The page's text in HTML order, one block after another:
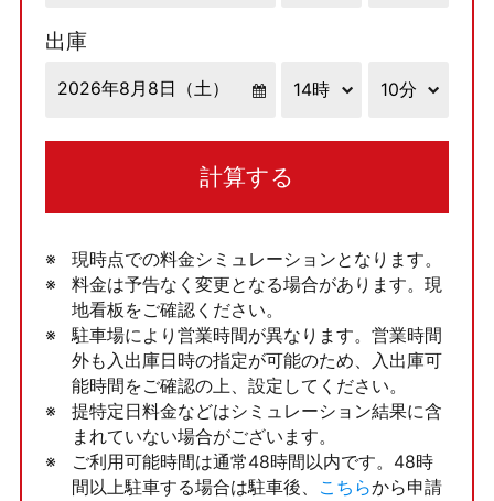
出庫
計算する
現時点での料金シミュレーションとなります。
料金は予告なく変更となる場合があります。現
地看板をご確認ください。
駐車場により営業時間が異なります。営業時間
外も入出庫日時の指定が可能のため、入出庫可
能時間をご確認の上、設定してください。
提特定日料金などはシミュレーション結果に含
まれていない場合がございます。
ご利用可能時間は通常48時間以内です。48時
間以上駐車する場合は駐車後、
こちらから申請